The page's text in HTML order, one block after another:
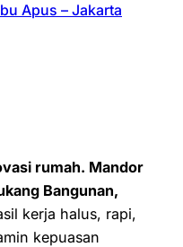
Apus – Jakarta
rumah. Mandor
Bangunan,
kerja halus, rapi,
kepuasan